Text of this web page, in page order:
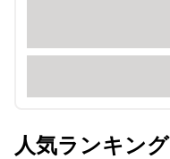
人気ランキング